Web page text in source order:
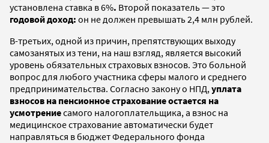
установлена ставка в 6%. Второй показатель — это
годовой доход: он не должен превышать 2,4 млн рублей.
В-третьих, одной из причин, препятствующих выходу
самозанятых из тени, на наш взгляд, является высокий
уровень обязательных страховых взносов. Это больной
вопрос для любого участника сферы малого и среднего
предпринимательства. Согласно закону о НПД, уплата
взносов на пенсионное страхование остается на
усмотрениесамого налогоплательщика, а взнос на
медицинское страхование автоматически будет
направляться в бюджет Федерального фонда